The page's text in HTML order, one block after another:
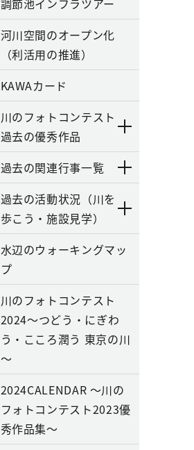
調節池インフラツアー
河川空間のオープン化
（利活用の推進）
KAWAカード
川のフォトコンテスト
過去の優秀作品
過去の関連行事一覧
過去の活動状況（川を
歩こう・施設見学）
水辺のウォーキングマッ
プ
川のフォトコンテスト
2024～つどう・にぎわ
う・こころ潤う 東京の川
～
2024CALENDAR ～川の
フォトコンテスト2023優
秀作品集～